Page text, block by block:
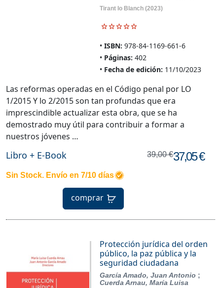
Tirant lo Blanch(2023)
ISBN: 978-84-1169-661-6
Páginas: 402
Fecha de edición: 11/10/2023
Libro + E-Book 39,00 €37,05 €
Sin Stock. Envío en 7/10 días
comprar
Las reformas operadas en el Código penal por LO
1/2015 Y lo 2/2015 son tan profundas que era
imprescindible actualizar esta obra, que se ha
demostrado muy útil para contribuir a formar a
nuestros jóvenes …
Protección jurídica del orden
público, la paz pública y la
seguridad ciudadana
García Amado, Juan Antonio ;
Cuerda Arnau, María Luisa